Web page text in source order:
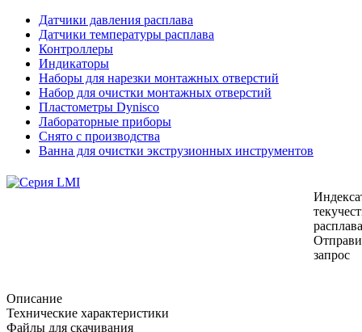
Датчики давления расплава
Датчики температуры расплава
Контроллеры
Индикаторы
Наборы для нарезки монтажных отверстий
Набор для очистки монтажных отверстий
Пластометры Dynisco
Лабораторные приборы
Снято с производства
Ванна для очистки экструзионных инструментов
расплава
запрос
Описание
Технические характеристики
Файлы для скачивания